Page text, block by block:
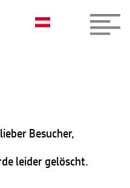
Besucher,
leider gelöscht.